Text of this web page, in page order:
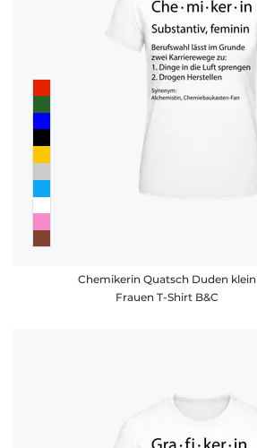
Chemikerin Quatsch Duden klein
Frauen T-Shirt B&C